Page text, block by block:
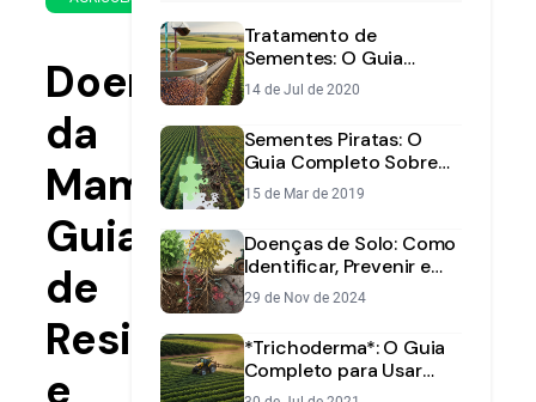
2025
leitura
Doenças
da
Mamona:
Guia
de
Resistência
e
Tratamento de
Sementes: O Guia
Essencial para Proteger
sua Lavoura
14 de Jul de 2020
Sementes Piratas: O
Guia Completo Sobre
Riscos e Como Evitar
Prejuízos
15 de Mar de 2019
Doenças de Solo: Como
Identificar, Prevenir e
Proteger Sua Lavoura
29 de Nov de 2024
*Trichoderma*: O Guia
Completo para Usar
Este Fungo a Favor da